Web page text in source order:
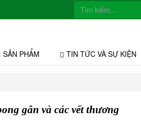
SẢN PHẨM TIN TỨC VÀ SỰ KIỆN
gân và các vết thương